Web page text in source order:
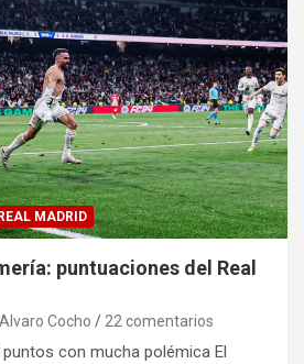
REAL MADRID
puntuaciones del Real
Alvaro Cocho 22 comentarios
puntos con mucha polémica El